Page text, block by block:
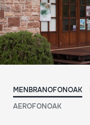
MENBRANOFONOAK
AEROFONOAK